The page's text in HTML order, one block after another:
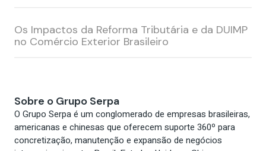
Os Impactos da Reforma Tributária e da DUIMP
no Comércio Exterior Brasileiro
Sobre o Grupo Serpa
O Grupo Serpa é um conglomerado de empresas brasileiras,
americanas e chinesas que oferecem suporte 360º para
concretização, manutenção e expansão de negócios